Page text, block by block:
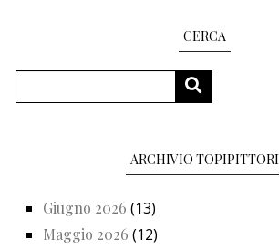
CERCA
CERCA
ARCHIVIO TOPIPITTORI
Giugno 2026 (13)
Maggio 2026 (12)